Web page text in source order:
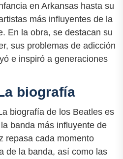
en Arkansas hasta su
más influyentes de la
En la obra, se destacan su
sus problemas de adicción
e inspiró a generaciones
biografía
biografía de los Beatles es
banda más influyente de
repasa cada momento
de la banda, así como las